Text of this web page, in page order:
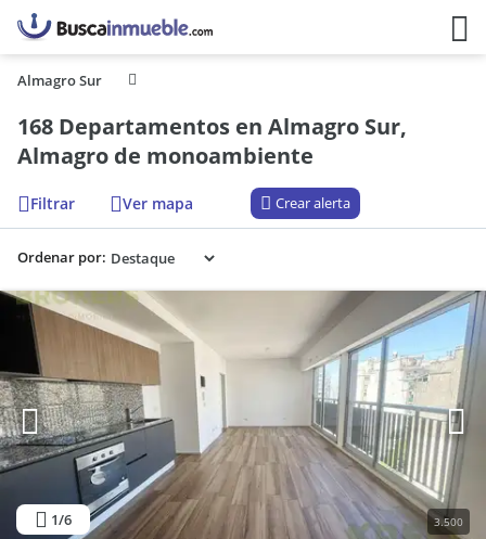
Almagro Sur
168 Departamentos en Almagro Sur,
Almagro de monoambiente
Filtrar Ver mapa Crear alerta
Ordenar por:
1/6 3.500